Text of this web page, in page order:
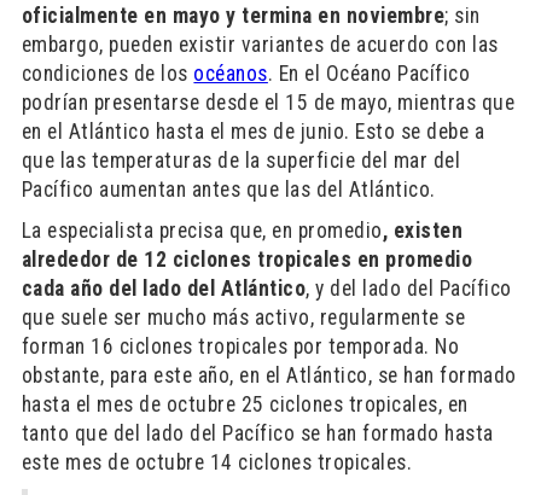
oficialmente en mayo y termina en noviembre; sin
embargo, pueden existir variantes de acuerdo con las
condiciones de los océanos. En el Océano Pacífico
podrían presentarse desde el 15 de mayo, mientras que
en el Atlántico hasta el mes de junio. Esto se debe a
que las temperaturas de la superficie del mar del
Pacífico aumentan antes que las del Atlántico.
La especialista precisa que, en promedio, existen
alrededor de 12 ciclones tropicales en promedio
cada año del lado del Atlántico, y del lado del Pacífico
que suele ser mucho más activo, regularmente se
forman 16 ciclones tropicales por temporada. No
obstante, para este año, en el Atlántico, se han formado
hasta el mes de octubre 25 ciclones tropicales, en
tanto que del lado del Pacífico se han formado hasta
este mes de octubre 14 ciclones tropicales.